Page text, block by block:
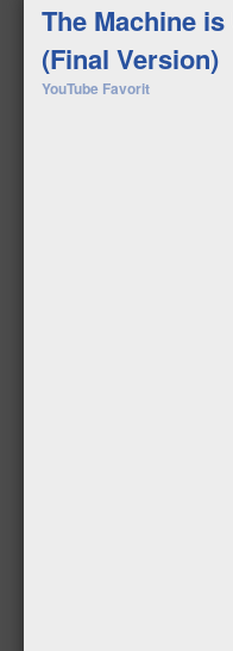
The Machine
(Final Version)
YouTube Favorit